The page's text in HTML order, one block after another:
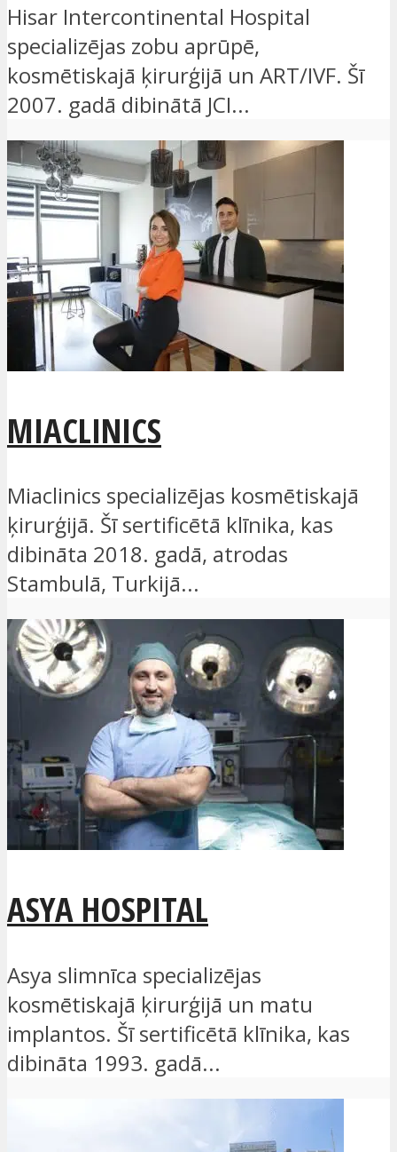
Hisar Intercontinental Hospital
specializējas zobu aprūpē,
kosmētiskajā ķirurģijā un ART/IVF. Šī
2007. gadā dibinātā JCI...
MIACLINICS
Miaclinics specializējas kosmētiskajā
ķirurģijā. Šī sertificētā klīnika, kas
dibināta 2018. gadā, atrodas
Stambulā, Turkijā...
ASYA HOSPITAL
Asya slimnīca specializējas
kosmētiskajā ķirurģijā un matu
implantos. Šī sertificētā klīnika, kas
dibināta 1993. gadā...